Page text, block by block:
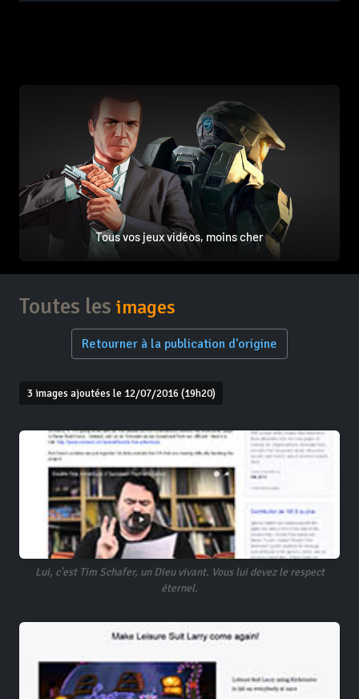
Tous vos jeux vidéos, moins cher
Toutes les images
Retourner à la publication d'origine
3 images ajoutées le 12/07/2016 (19h20)
Lui, c'est Tim Schafer, un Dieu vivant. Vous lui devez le respect
éternel.